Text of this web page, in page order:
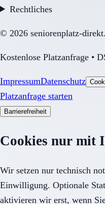
Rechtliches
© 2026 seniorenplatz-
Kostenlose Platzanfrage •
ImpressumDatenschutz
Platzanfrage starten
Barrierefreiheit
Cookies nur mit
Wir setzen nur technisch
Einwilligung. Optionale
aktivieren wir erst, wenn